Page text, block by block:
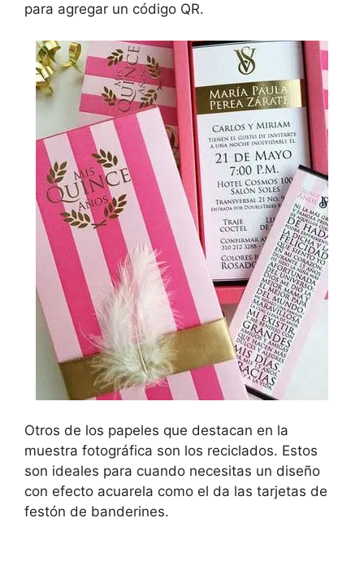
para agregar un código QR.
Otros de los papeles que destacan en la
muestra fotográfica son los reciclados. Estos
son ideales para cuando necesitas un diseño
con efecto acuarela como el da las tarjetas de
festón de banderines.